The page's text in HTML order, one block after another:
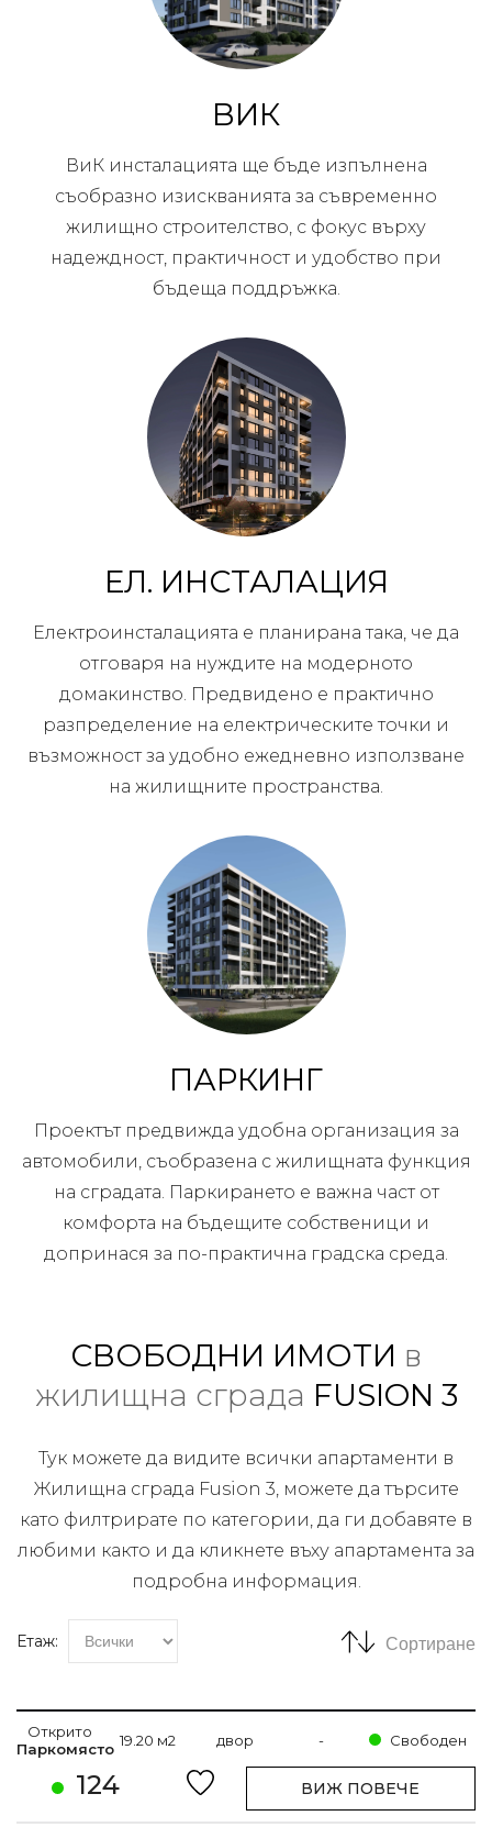
ВИК
ВиК инсталацията ще бъде изпълнена
съобразно изискванията за съвременно
жилищно строителство, с фокус върху
надеждност, практичност и удобство при
бъдеща поддръжка.
ЕЛ. ИНСТАЛАЦИЯ
Електроинсталацията е планирана така, че да
отговаря на нуждите на модерното
домакинство. Предвидено е практично
разпределение на електрическите точки и
възможност за удобно ежедневно използване
на жилищните пространства.
ПАРКИНГ
Проектът предвижда удобна организация за
автомобили, съобразена с жилищната функция
на сградата. Паркирането е важна част от
комфорта на бъдещите собственици и
допринася за по-практична градска среда.
СВОБОДНИ ИМОТИ в
жилищна сграда FUSION 3
Тук можете да видите всички апартаменти в
Жилищна сграда Fusion 3, можете да търсите
като филтрирате по категории, да ги добавяте в
любими както и да кликнете въху апартамента за
подробна информация.
Етаж: Сортиране
124
Открито
Паркомясто 19.20 м2 двор - Свободен
ВИЖ ПОВЕЧЕ